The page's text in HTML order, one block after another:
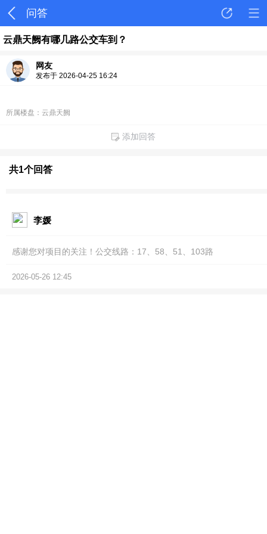
问答
云鼎天阙有哪几路公交车到？
网友
发布于 2026-04-25 16:24
所属楼盘：云鼎天阙
添加回答
共1个回答
李媛
感谢您对项目的关注！公交线路：17、58、51、103路
2026-05-26 12:45